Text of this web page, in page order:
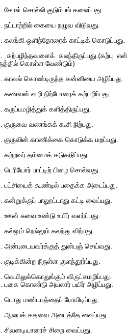
கோள் சொல்லி குடும்பங் கலைப்பது.
நட்டாற்றில் கையை நழுவ விடுவது.
கலங்கி ஒளிந்தோரைக் காட்டிக் கொடுப்பது.
கற்பழிந்தவளைக்
கொள்ள வேண்டும்)
காவல் கொண்டிருந்த கன்னியை அழிப்பது.
கணவன் வழி நிற்போரைக் கற்பழிப்பது.
கருப்பமழித்துக் களித்திருப்பது.
குருவை வணங்கக் கூசி நிற்பது.
குருவின் காணிக்கை கொடுக்க மறப்பது.
கற்றவர் தம்மைக் கடுகடுப்பது.
பெரியோர் பாட்டிற் பிழை சொல்வது.
பட்சியைக் கூண்டில் பதைக்க அடைப்பது.
கன்றுக்குப் பாலூட்டாது கட்டி வைப்பது.
ஊன் சுவை உண்டு உயிர் வளர்ப்பது.
கல்லும் நெல்லும் கலந்து விற்பது.
அன்புடையவர்க்குத் துன்பஞ் செய்வது.
குடிக்கின்ற நீருள்ள குளந்தூர்ப்பது.
வெயிலுக்கொதுங்கும் விருட்சமழிப்பது.
பகை கொண்டு அயலார் பயிர் அழிப்பது.
பொது மண்டபத்தைப் போயிடிப்பது.
ஆலயக் கதவை அடைத்தே வைப்பது.
சிவனடியாரைச் சிறை வைப்பது.